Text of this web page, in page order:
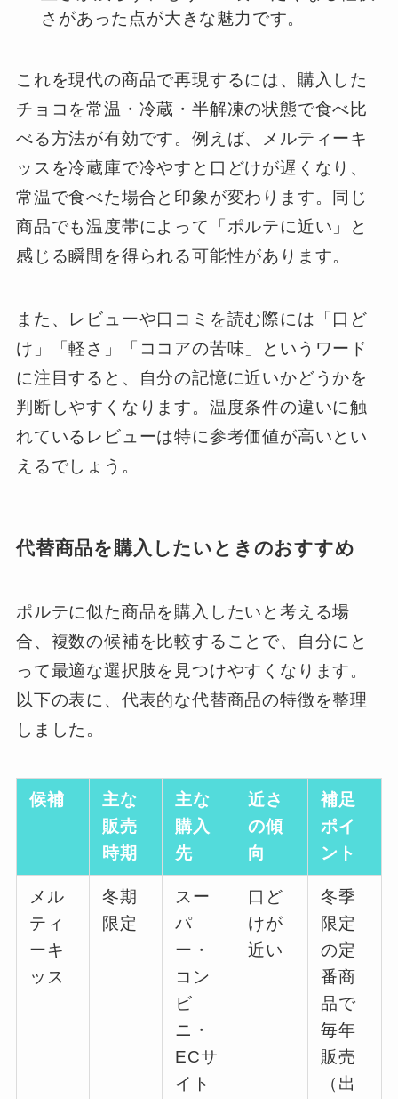
さがあった点が大きな魅力です。
これを現代の商品で再現するには、購入した
チョコを常温・冷蔵・半解凍の状態で食べ比
べる方法が有効です。例えば、メルティーキ
ッスを冷蔵庫で冷やすと口どけが遅くなり、
常温で食べた場合と印象が変わります。同じ
商品でも温度帯によって「ポルテに近い」と
感じる瞬間を得られる可能性があります。
また、レビューや口コミを読む際には「口ど
け」「軽さ」「ココアの苦味」というワード
に注目すると、自分の記憶に近いかどうかを
判断しやすくなります。温度条件の違いに触
れているレビューは特に参考価値が高いとい
えるでしょう。
代替商品を購入したいときのおすすめ
ポルテに似た商品を購入したいと考える場
合、複数の候補を比較することで、自分にと
って最適な選択肢を見つけやすくなります。
以下の表に、代表的な代替商品の特徴を整理
しました。
候補
主な
販売
時期
主な
購入
先
近さ
の傾
向
補足
ポイ
ント
メル
ティ
ーキ
ッス
冬期
限定
スー
パ
ー・
コン
ビ
ニ・
ECサ
イト
口ど
けが
近い
冬季
限定
の定
番商
品で
毎年
販売
（出